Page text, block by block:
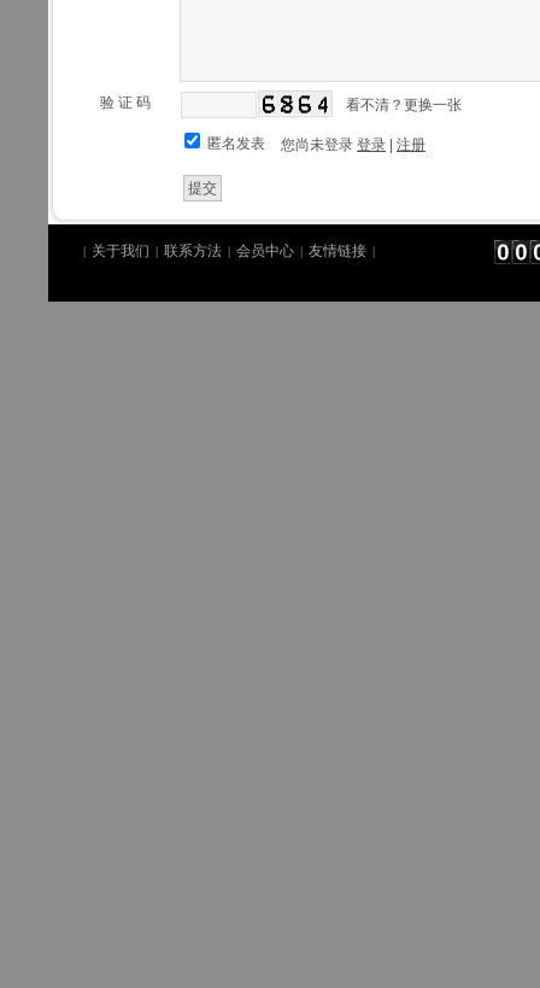
验 证 码 看不清？更换一张
匿名发表 您尚未登录 登录 注册
| 关于我们 | 联系方法 | 会员中心 | 友情链接 |